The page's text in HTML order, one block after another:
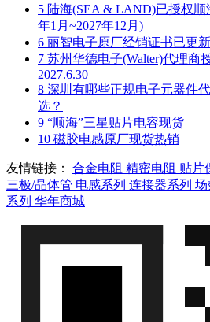
5 陆海(SEA & LAND)已授权顺
年1月~2027年12月)
6 丽智电子原厂经销证书已更
7 苏州华德电子(Walter)代理商
2027.6.30
8 深圳有哪些正规电子元器件
选？
9 “顺海”三星贴片电容现货
10 磁胶电感原厂现货热销
友情链接： 合金电阻 精密电阻 贴片
三极/晶体管 电感系列 连接器系列 场
系列 华年商城